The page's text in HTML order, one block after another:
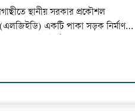
স্থানীয় সরকার প্রকৌশল
(এলজিইডি) একটি পাকা সড়ক নির্মাণ
থাকলেও বাস্তবে শেষ প্রান্তের